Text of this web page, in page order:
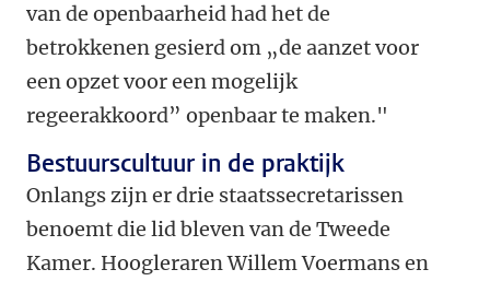
van de openbaarheid had het de
betrokkenen gesierd om „de aanzet voor
een opzet voor een mogelijk
regeerakkoord” openbaar te maken."
Bestuurscultuur in de praktijk
Onlangs zijn er drie staatssecretarissen
benoemt die lid bleven van de Tweede
Kamer. Hoogleraren Willem Voermans en